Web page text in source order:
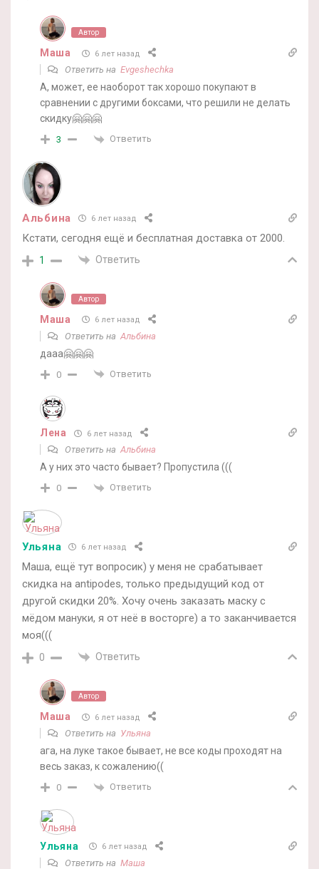
Автор
Маша 6 лет назад
Ответить на Evgeshechka
А, может, ее наоборот так хорошо покупают в
сравнении с другими боксами, что решили не делать
скидку🤗🤗🤗
3 Ответить
Альбина 6 лет назад
Кстати, сегодня ещё и бесплатная доставка от 2000.
1 Ответить
Автор
Маша 6 лет назад
Ответить на Альбина
дааа🤗🤗🤗
0 Ответить
Лена 6 лет назад
Ответить наАльбина
А у них это часто бывает? Пропустила (((
0 Ответить
Ульяна 6 лет назад
Маша, ещё тут вопросик) у меня не срабатывает
скидка на antipodes, только предыдущий код от
другой скидки 20%. Хочу очень заказать маску с
мёдом мануки, я от неё в восторге) а то заканчивается
моя(((
0 Ответить
Автор
Маша 6 лет назад
Ответить на Ульяна
ага, на луке такое бывает, не все коды проходят на
весь заказ, к сожалению((
0 Ответить
Ульяна 6 лет назад
Ответить на Маша